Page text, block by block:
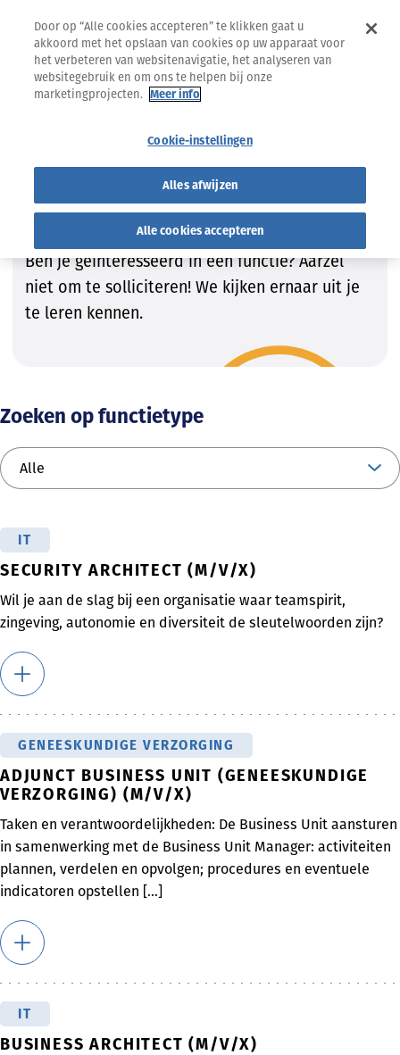
Vind de job die bij JOU past!
Wij zijn steeds op zoek naar getalenteerde
kandidaten om onze teams te vervolledigen.
Ben je geïnteresseerd in een functie? Aarzel
niet om te solliciteren! We kijken ernaar uit je
te leren kennen.
Zoeken op functietype
IT
SECURITY ARCHITECT (M/V/X)
Wil je aan de slag bij een organisatie waar teamspirit,
zingeving, autonomie en diversiteit de sleutelwoorden zijn?
GENEESKUNDIGE VERZORGING
ADJUNCT BUSINESS UNIT (GENEESKUNDIGE
VERZORGING) (M/V/X)
Taken en verantwoordelijkheden: De Business Unit aansturen
in samenwerking met de Business Unit Manager: activiteiten
plannen, verdelen en opvolgen; procedures en eventuele
indicatoren opstellen [...]
IT
BUSINESS ARCHITECT (M/V/X)
Door op “Alle cookies accepteren” te klikken gaat u
akkoord met het opslaan van cookies op uw apparaat voor
het verbeteren van websitenavigatie, het analyseren van
websitegebruik en om ons te helpen bij onze
marketingprojecten. Meer info
Cookie-instellingen
Alles afwijzen
Alle cookies accepteren